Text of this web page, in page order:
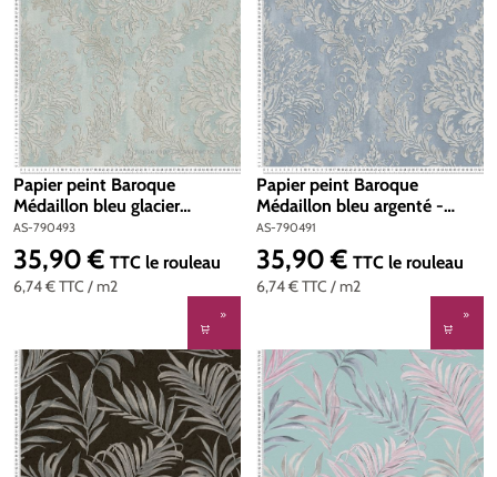
Papier peint Baroque
Médaillon bleu glacier
argenté - History of Art 2
d'AS Création | Réf. AS-
790493
AS-790493
6,74 €TTC / m2
Prix régulier :
35,90 € TTC le rouleau
Papier peint Baroque
Médaillon bleu argenté -
History of Art 2 d'AS Création
| Réf. AS-790491
AS-790491
6,74 €TTC / m2
Prix régulier :
35,90 € TTC le rouleau